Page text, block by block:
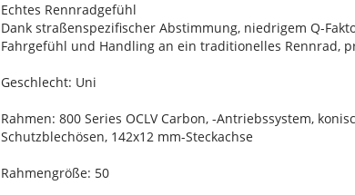
Echtes Rennradgefühl
Dank straßenspezifischer Abstimmung, niedrigem Q-
Fahrgefühl und Handling an ein traditionelles Rennrad,
Geschlecht: Uni
Rahmen: 800 Series OCLV Carbon, -Antriebssystem,
Schutzblechösen, 142x12 mm-Steckachse
Rahmengröße: 50